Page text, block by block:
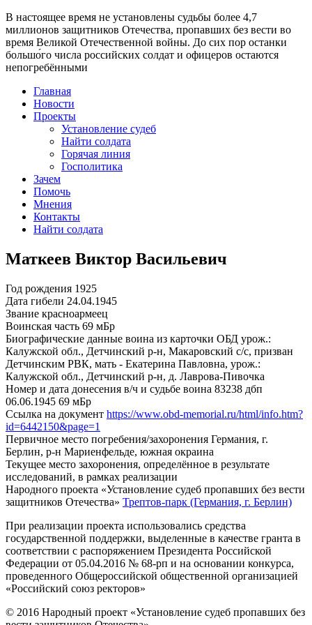
В настоящее время не установлены судьбы более 4,7
миллионов защитников Отечества, пропавших без вести во
время Великой Отечественной войны. До сих пор останки
большо́го числа российских солдат и офицеров остаются
непогребёнными
Главная
Новости
Проекты
Установление судеб
Найти солдата
Горячая линия
Госполитика
Зачем
Помочь
Мнения
Контакты
Найти солдата
Маткеев Виктор Васильевич
Год рождения 1925
Дата гибели 24.04.1945
Звание красноармеец
Воинская часть 69 мБр
Биографические данные воина из карточки ОБД урож.:
Калужской обл., Детчинский р-н, Макаровский с/с, призван
Детчинским РВК, мать - Екатерина Павловна, урож.:
Калужской обл., Детчинский р-н, д. Лаврова-Пивочка
Номер и дата донесения в/ч и судьбе воина 83238 дбп
06.06.1945 69 мБр
Ссылка на документ https://www.obd-memorial.ru/html/info.htm?
id=6442150&page=1
Первичное место погребения/захоронения Германия, г.
Берлин, р-н Мариенфельде, южная окраина
Текущее место захоронения, определённое в результате
исследований, в рамках реализации
Народного проекта «Установление судеб пропавших без вести
защитников Отечества» Трептов-парк (Германия, г. Берлин)
При реализации проекта использовались средства
государственной поддержки, выделенные в качестве гранта в
соответствии с распоряжением Президента Российской
Федерации от 05.04.2016 № 68-рп и на основании конкурса,
проведенного Общероссийской общественной организацией
«Российский союз ректоров»
© 2016 Народный проект «Установление судеб пропавших без